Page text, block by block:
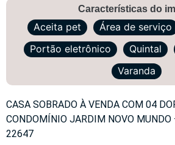
Características do
Aceita pet Área de serviço
Portão eletrônico
Quintal
Varanda
CASA SOBRADO À VENDA COM 04
CONDOMÍNIO JARDIM NOVO
22647